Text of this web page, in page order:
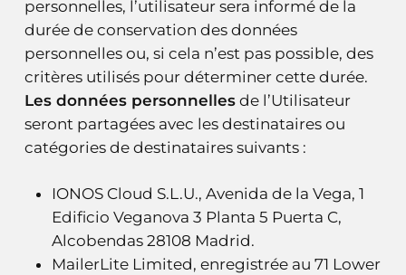
personnelles, l’utilisateur sera informé de la
durée de conservation des données
personnelles ou, si cela n’est pas possible, des
critères utilisés pour déterminer cette durée.
Les données personnellesde l’Utilisateur
seront partagées avec les destinataires ou
catégories de destinataires suivants :
IONOS Cloud S.L.U., Avenida de la Vega, 1
Edificio Veganova 3 Planta 5 Puerta C,
Alcobendas 28108 Madrid.
MailerLite Limited, enregistrée au 71 Lower